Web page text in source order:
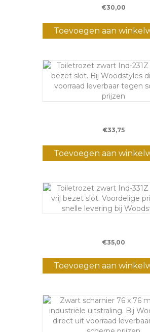
€30,00
Toevoegen aan
€33,75
Toevoegen aan
€35,00
Toevoegen aan